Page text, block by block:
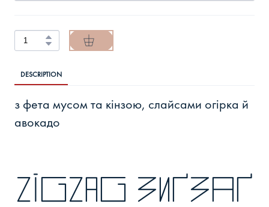
DESCRIPTION
з фета мусом та кінзою, слайсами огірка й
авокадо
zigzag зиґзаґ